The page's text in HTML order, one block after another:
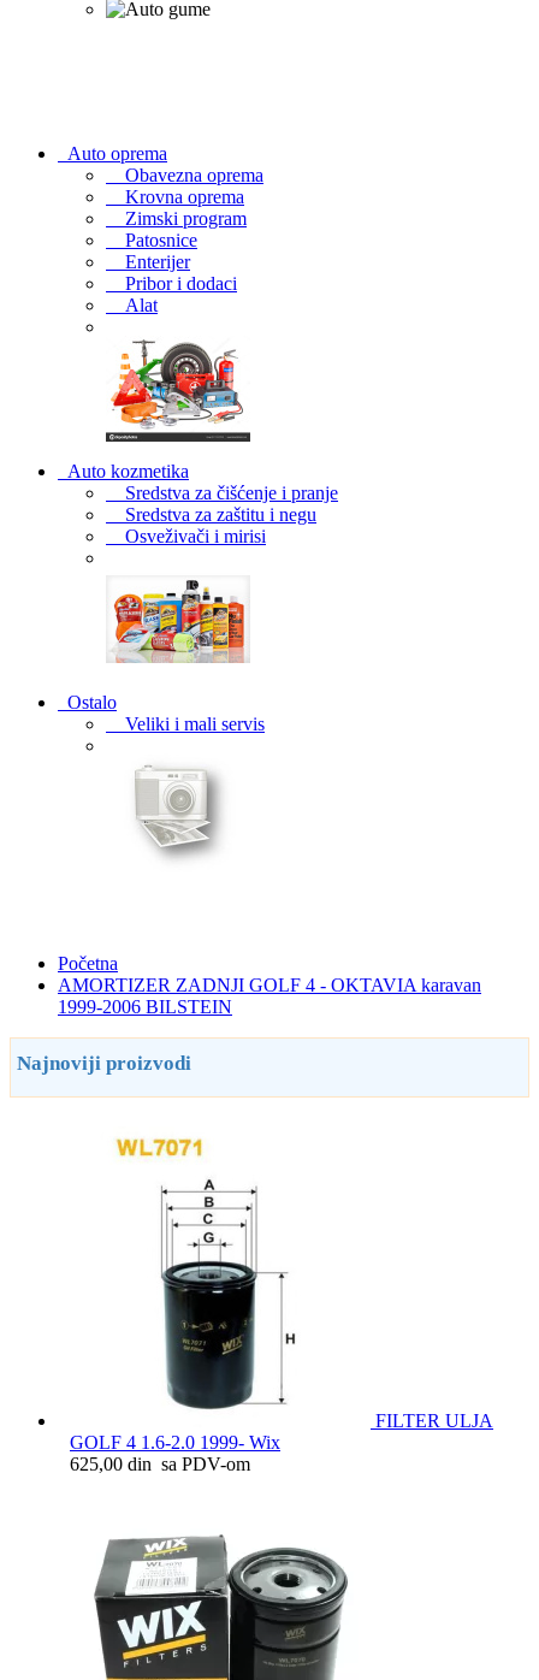
Auto oprema
Obavezna oprema
Krovna oprema
Zimski program
Patosnice
Enterijer
Pribor i dodaci
Alat
Auto kozmetika
Sredstva za čišćenje i pranje
Sredstva za zaštitu i negu
Osveživači i mirisi
Ostalo
Veliki i mali servis
Početna
AMORTIZER ZADNJI GOLF 4 - OKTAVIA karavan
1999-2006 BILSTEIN
Najnoviji proizvodi
FILTER ULJA
GOLF 4 1.6-2.0 1999- Wix
625,00 din sa PDV-om